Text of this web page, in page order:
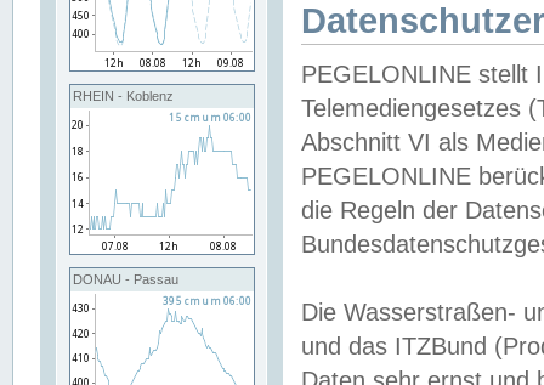
RHEIN - Koblenz
DONAU - Passau
PEGELONLINE stellt
Telemediengesetzes
Abschnitt VI als
PEGELONLINE
die Regeln der
Die Wasserstraßen-
und das ITZBund